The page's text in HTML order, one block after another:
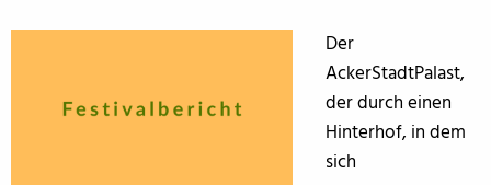
Der
AckerStadtPalast,
der durch einen
Hinterhof, in dem
sich